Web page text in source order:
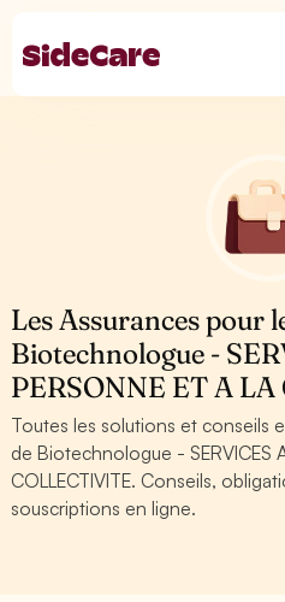
Les Assurances pour
Biotechnologue -
PERSONNE ET A
Toutes les solutions et conseils
de Biotechnologue - SERVICES
COLLECTIVITE. Conseils,
souscriptions en ligne.